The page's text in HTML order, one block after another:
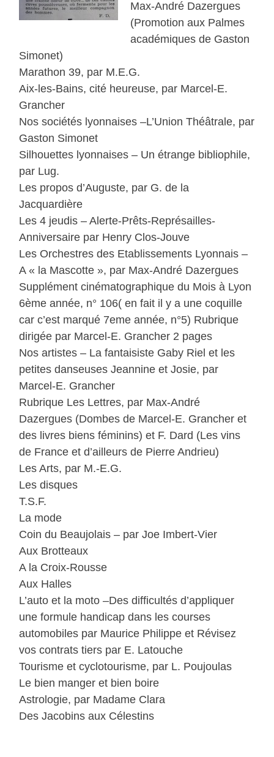
Max-André Dazergues
(Promotion aux Palmes
académiques de Gaston
Simonet)
Marathon 39, par M.E.G.
Aix-les-Bains, cité heureuse, par Marcel-E.
Grancher
Nos sociétés lyonnaises –L’Union Théâtrale, par
Gaston Simonet
Silhouettes lyonnaises – Un étrange bibliophile,
par Lug.
Les propos d’Auguste, par G. de la
Jacquardière
Les 4 jeudis – Alerte-Prêts-Représailles-
Anniversaire par Henry Clos-Jouve
Les Orchestres des Etablissements Lyonnais –
A « la Mascotte », par Max-André Dazergues
Supplément cinématographique du Mois à Lyon
6ème année, n° 106( en fait il y a une coquille
car c’est marqué 7eme année, n°5) Rubrique
dirigée par Marcel-E. Grancher 2 pages
Nos artistes – La fantaisiste Gaby Riel et les
petites danseuses Jeannine et Josie, par
Marcel-E. Grancher
Rubrique Les Lettres, par Max-André
Dazergues (Dombes de Marcel-E. Grancher et
des livres biens féminins) et F. Dard (Les vins
de France et d’ailleurs de Pierre Andrieu)
Les Arts, par M.-E.G.
Les disques
T.S.F.
La mode
Coin du Beaujolais – par Joe Imbert-Vier
Aux Brotteaux
A la Croix-Rousse
Aux Halles
L’auto et la moto –Des difficultés d’appliquer
une formule handicap dans les courses
automobiles par Maurice Philippe et Révisez
vos contrats tiers par E. Latouche
Tourisme et cyclotourisme, par L. Poujoulas
Le bien manger et bien boire
Astrologie, par Madame Clara
Des Jacobins aux Célestins